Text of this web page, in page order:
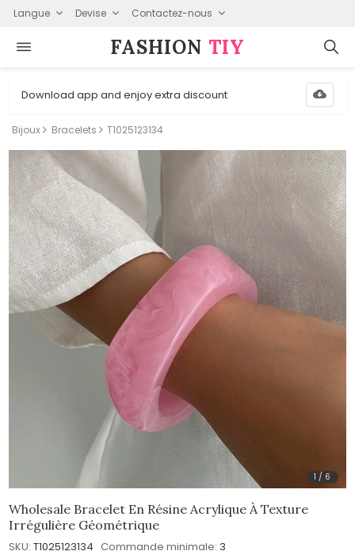
Langue Devise Contactez-nous
FASHION⁠ TIY
Download app and enjoy extra discount
Bijoux Bracelets T1025123134
1 / 6
Wholesale Bracelet En Résine Acrylique À Texture
Irrégulière Géométrique
SKU: T1025123134 Commande minimale: 3